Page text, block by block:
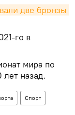
две бронзы
го в
мира по
лет назад.
Спорт